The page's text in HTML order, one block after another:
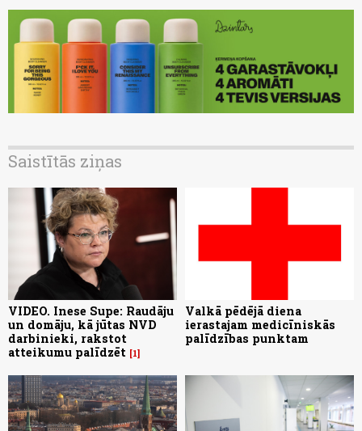
Saistītās ziņas
VIDEO. Inese Supe: Raudāju
un domāju, kā jūtas NVD
darbinieki, rakstot
atteikumu palīdzēt 1
Valkā pēdējā diena
ierastajam medicīniskās
palīdzības punktam